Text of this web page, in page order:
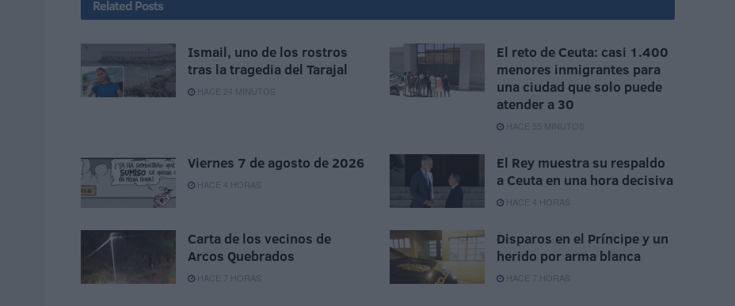
Related Posts
Ismail, uno de los rostros
tras la tragedia del Tarajal
HACE 24 MINUTOS
El reto de Ceuta: casi 1.400
menores inmigrantes para
una ciudad que solo puede
atender a 30
HACE 55 MINUTOS
Viernes 7 de agosto de 2026
HACE 4 HORAS
El Rey muestra su respaldo
a Ceuta en una hora decisiva
HACE 4 HORAS
Carta de los vecinos de
Arcos Quebrados
HACE 7 HORAS
Disparos en el Príncipe y un
herido por arma blanca
HACE 7 HORAS